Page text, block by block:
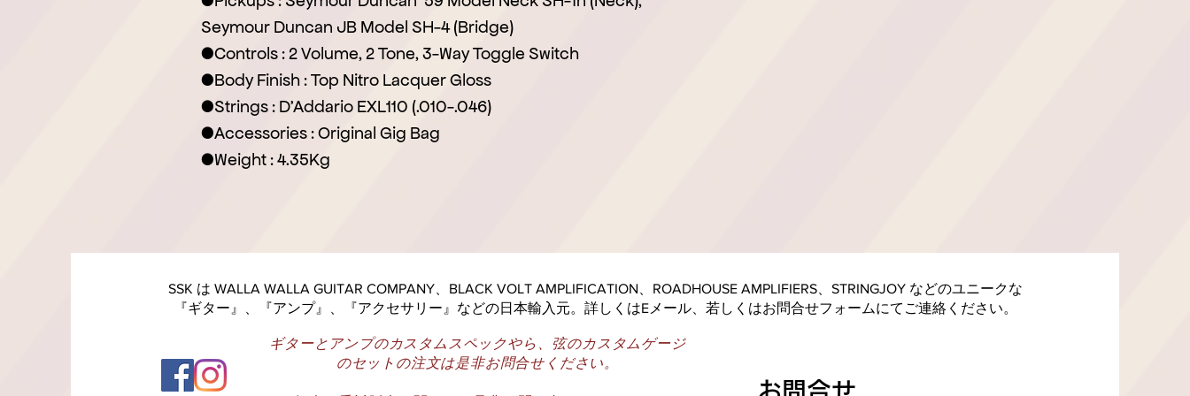
Seymour Duncan JB Model SH-4 (Bridge)
●Controls : 2 Volume, 2 Tone, 3-Way Toggle Switch
●Body Finish : Top Nitro Lacquer Gloss
●Strings : D'Addario EXL110 (.010-.046)
●Accessories : Original Gig Bag
●Weight : 4.35Kg
SSK は WALLA WALLA GUITAR COMPANY、BLACK VOLT AMPLIFICATION、ROADHOUSE AMPLIFIERS、STRINGJOY などのユニークな
『ギター』、『アンプ』、『アクセサリー』などの日本輸入元。詳しくはEメール、若しくはお問合せフォームにてご連絡ください。
ギターとアンプのカスタムスペックやら、弦のカスタムゲージ
のセットの注文は是非お問合せください。
​お問合せ